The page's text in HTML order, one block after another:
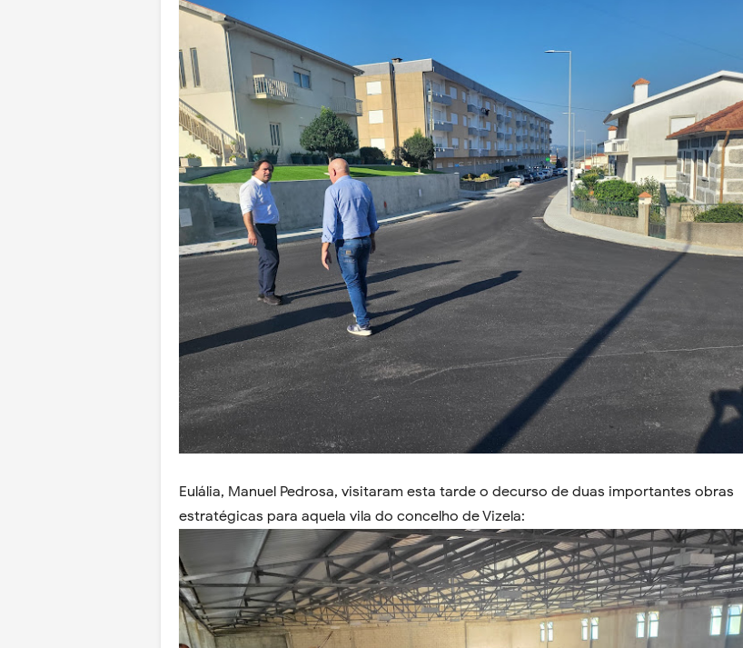
Eulália, Manuel Pedrosa, visitaram esta tarde o decurso de duas importantes obras
estratégicas para aquela vila do concelho de Vizela: